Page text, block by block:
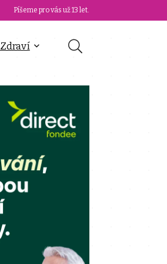
Píšeme pro vás už 13 let.
Zdraví